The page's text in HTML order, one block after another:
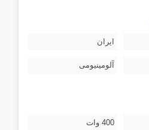
ایران
آلومینیومی
400 وات